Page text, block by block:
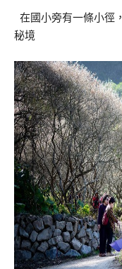
在國小旁有一條小徑
秘境